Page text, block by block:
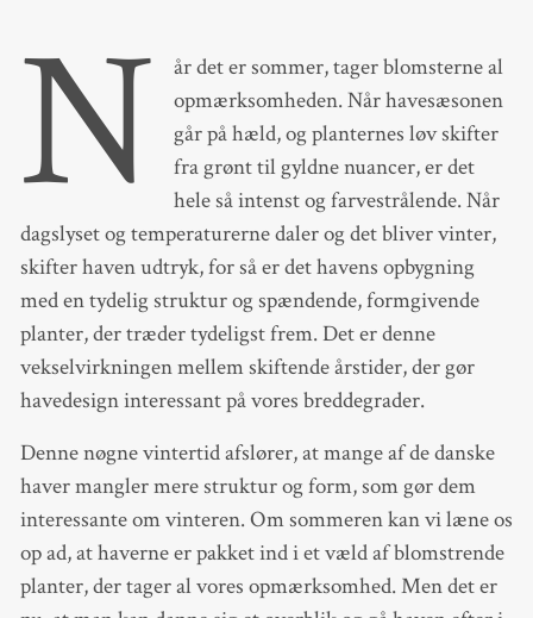
N
år det er sommer, tager blomsterne al
opmærksomheden. Når havesæsonen
går på hæld, og planternes løv skifter
fra grønt til gyldne nuancer, er det
hele så intenst og farvestrålende. Når
dagslyset og temperaturerne daler og det bliver vinter,
skifter haven udtryk, for så er det havens opbygning
med en tydelig struktur og spændende, formgivende
planter, der træder tydeligst frem. Det er denne
vekselvirkningen mellem skiftende årstider, der gør
havedesign interessant på vores breddegrader.
Denne nøgne vintertid afslører, at mange af de danske
haver mangler mere struktur og form, som gør dem
interessante om vinteren. Om sommeren kan vi læne os
op ad, at haverne er pakket ind i et væld af blomstrende
planter, der tager al vores opmærksomhed. Men det er